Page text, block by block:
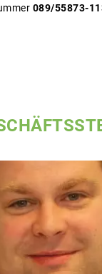
089/55873-